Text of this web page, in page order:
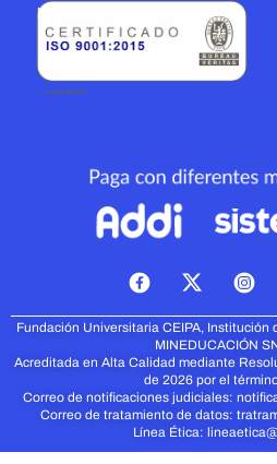
ISO 9001:2015
X
-
t
w
i
t
t
e
r
Fundación Universitaria CEIPA, Institución
MINEDUCACIÓN
Acreditada en Alta Calidad mediante
de 2026 por el
Correo de notificaciones judiciales:
Correo de tratamiento de datos:
Línea Ética: